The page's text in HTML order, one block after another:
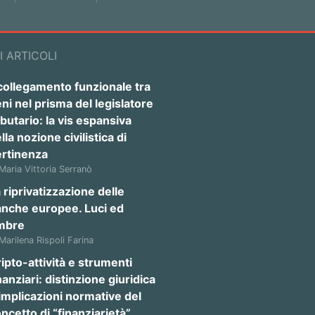
ARTICOLI
funzionale tra
nel prisma del legislatore
la vis espansiva
nozione civilistica di
Vittoria Serranò
riprivatizzazione delle
europee. Luci ed
Rispoli Farina
attività e strumenti
distinzione giuridica
normative del